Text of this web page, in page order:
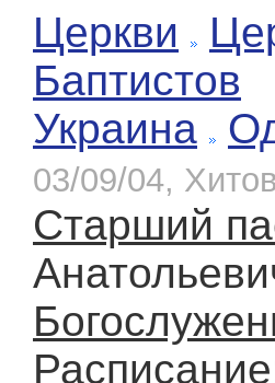
Церкви
Баптистов
Украина
03/09/04,
Старший
Расписание